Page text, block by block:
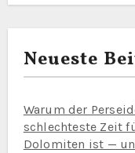
Neueste
Warum der
schlechteste Zeit
Dolomiten ist —